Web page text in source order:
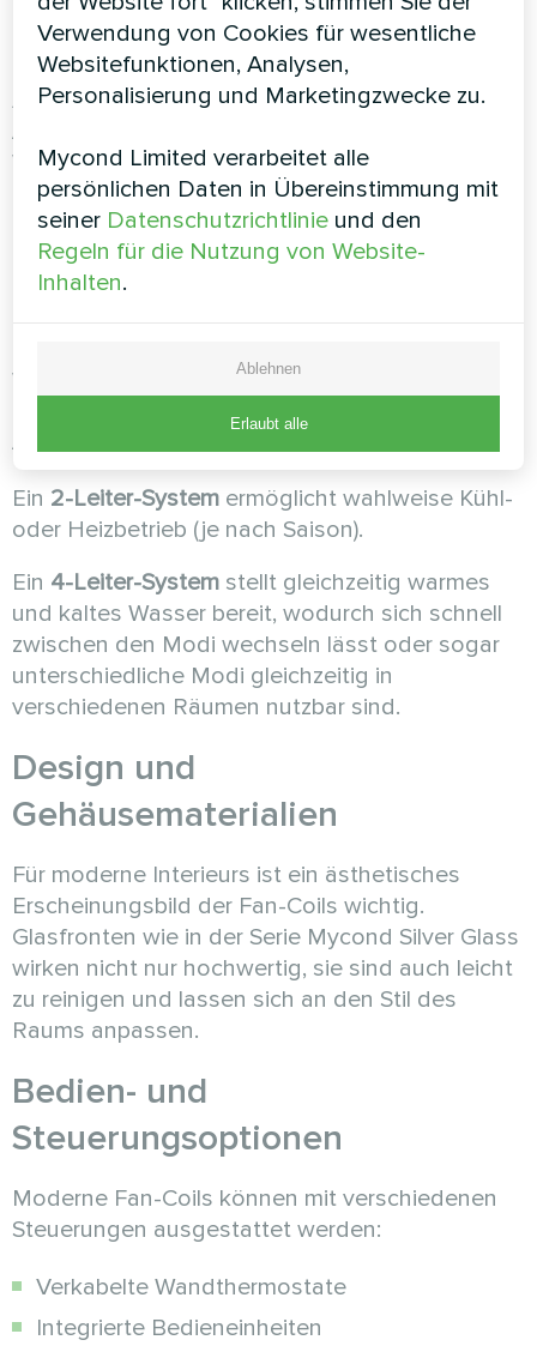
Typ des Wärmetauschers
Am effizientesten sindKupferwärmetauscher mit
Aluminiumlamellen
Wärmeleitfähigkeit, und Kollektoren aus Messing
erhöhen Zuverlässigkeit und Lebensdauer.
Filtersystem
werden zusätzliche Feinfilter empfohlen.
Anschlusssystem
Ein 2-Leiter-System ermöglicht wahlweise Kühl-
oder Heizbetrieb (je nach Saison).
Ein 4-Leiter-System stellt gleichzeitig warmes
und kaltes Wasser bereit, wodurch sich schnell
zwischen den Modi wechseln lässt oder sogar
unterschiedliche Modi gleichzeitig in
verschiedenen Räumen nutzbar sind.
Design und
Gehäusematerialien
Für moderne Interieurs ist ein ästhetisches
Erscheinungsbild der Fan-Coils wichtig.
Glasfronten wie in der Serie Mycond Silver Glass
wirken nicht nur hochwertig, sie sind auch leicht
zu reinigen und lassen sich an den Stil des
Raums anpassen.
Bedien- und
Steuerungsoptionen
Moderne Fan-Coils können mit verschiedenen
Steuerungen ausgestattet werden:
Verkabelte Wandthermostate
Integrierte Bedieneinheiten
Verwendung von Cookies für wesentliche
Websitefunktionen, Analysen,
Personalisierung und Marketingzwecke zu.
Mycond Limited verarbeitet alle
persönlichen Daten in Übereinstimmung mit
seiner Datenschutzrichtlinie und den
Regeln für die Nutzung von Website-
Inhalten.
Ablehnen
Erlaubt alle